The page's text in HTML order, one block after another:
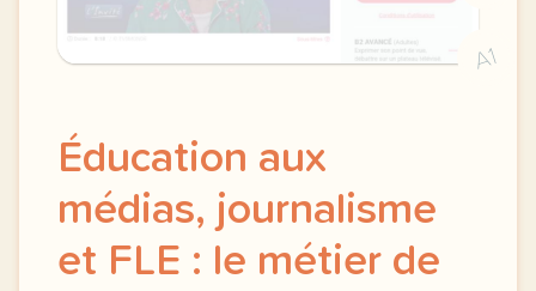
A1
Éducation aux
médias, journalisme
et FLE : le métier de